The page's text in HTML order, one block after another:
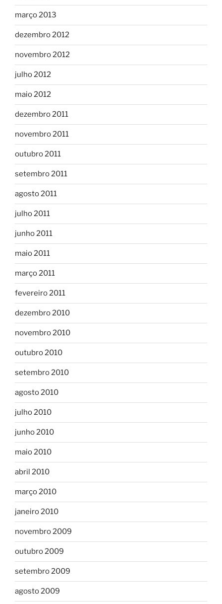
março 2013
dezembro 2012
novembro 2012
julho 2012
maio 2012
dezembro 2011
novembro 2011
outubro 2011
setembro 2011
agosto 2011
julho 2011
junho 2011
maio 2011
março 2011
fevereiro 2011
dezembro 2010
novembro 2010
outubro 2010
setembro 2010
agosto 2010
julho 2010
junho 2010
maio 2010
abril 2010
março 2010
janeiro 2010
novembro 2009
outubro 2009
setembro 2009
agosto 2009